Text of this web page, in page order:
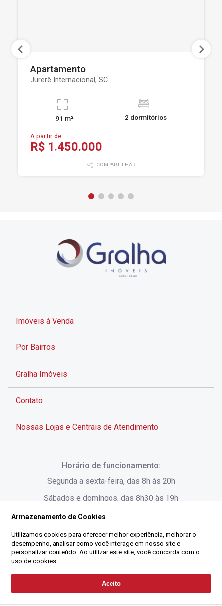
Solicitar Contato
Apartamento
Jurerê Internacional, SC
91 m² 2 dormitórios
A partir de:
R$ 1.450.000
COMPARTILHAR
Imóveis à Venda
Por Bairros
Gralha Imóveis
Contato
Nossas Lojas e Centrais de Atendimento
Rua Lauro Linhares, 1080 - Trindade, Florianópolis -
SC
(48) 3220-1045
Alameda César Nascimento, 549, Salas 1, 2 e 3 -
Horário de funcionamento:
Segunda a sexta-feira, das 8h às 20h
Sábados e domingos, das 8h30 às 19h
2021 Copyright - Gralha Imóveis CRECI 008060/O - Todos os direitos
Armazenamento de Cookies
Utilizamos cookies para oferecer melhor experiência, melhorar o
desempenho, analisar como você interage em nosso site e
personalizar conteúdo. Ao utilizar este site, você concorda com o
uso de cookies.
Aceito